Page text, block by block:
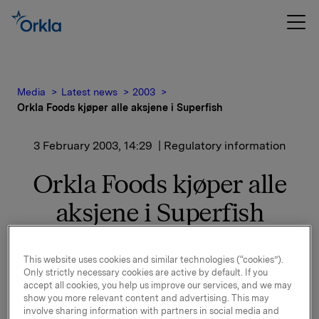
Media Latest news
2003
Orkla Foods kjøper alle aksjene i Superfish
3 February 2003, 14:29 | Regulatory information
Orkla Foods kjøper alle
aksjene i Superfish
direktør i Superfish, og slektninger av ham. Partene
er enige om ikke å offentliggjøre salgssummen.
Som ny adm. direktør er utnevnt Jacek Dziekonski.
This website uses cookies and similar technologies (“cookies”).
Only strictly necessary cookies are active by default. If you
accept all cookies, you help us improve our services, and we may
show you more relevant content and advertising. This may
involve sharing information with partners in social media and